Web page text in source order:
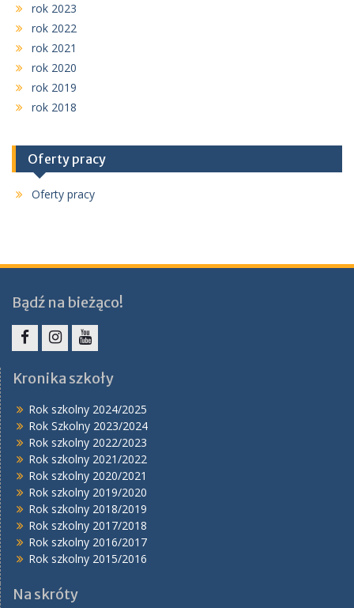
rok 2023
rok 2022
rok 2021
rok 2020
rok 2019
rok 2018
Oferty pracy
Oferty pracy
Bądź na bieżąco!
Kronika szkoły
Rok szkolny 2024/2025
Rok Szkolny 2023/2024
Rok szkolny 2022/2023
Rok szkolny 2021/2022
Rok szkolny 2020/2021
Rok szkolny 2019/2020
Rok szkolny 2018/2019
Rok szkolny 2017/2018
Rok szkolny 2016/2017
Rok szkolny 2015/2016
Na skróty